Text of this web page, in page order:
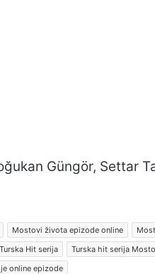
Güngör, Settar
Mostovi života epizode online
Turska Hit serija
Turska hit serija
online epizode